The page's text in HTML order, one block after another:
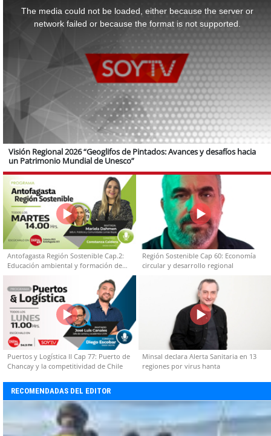
The media could not be loaded, either because the server or
network failed or because the format is not supported.
Visión Regional 2026 “Geoglifos de Pintados: Avances y desafíos hacia
un Patrimonio Mundial de Unesco”
Antofagasta Región Sostenible Cap.2:
Educación ambiental y formación de
capacidades técnicas
Región Sostenible Cap 60: Economía
circular y desarrollo regional
Puertos y Logística II Cap 77: Puerto de
Chancay y la competitividad de Chile
Minsal declara Alerta Sanitaria en 13
regiones por virus hanta
RECOMENDADAS DEL EDITOR